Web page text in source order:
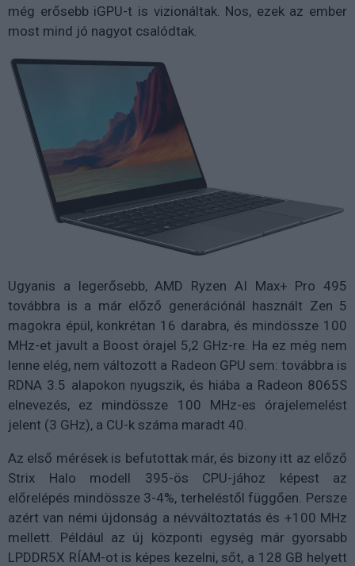
még erősebb iGPU-t is vizionáltak. Nos, ezek az ember
most mind jó nagyot csalódtak.
Ugyanis a legerősebb, AMD Ryzen AI Max+ Pro 495
továbbra is a már előző generációnál használt Zen 5
magokra épül, konkrétan 16 darabra, és mindössze 100
MHz-et javult a Boost órajel 5,2 GHz-re. Ha ez még nem
lenne elég, nem változott a Radeon GPU sem: továbbra is
RDNA 3.5 alapokon nyugszik, és hiába a Radeon 8065S
elnevezés, ez mindössze 100 MHz-es órajelemelést
jelent (3 GHz), a CU-k száma maradt 40.
Az első mérések is befutottak már, és bizony itt az előző
Strix Halo modell 395-ös CPU-jához képest az
előrelépés mindössze 3-4%, terheléstől függően. Persze
azért van némi újdonság a névváltoztatás és +100 MHz
mellett. Például az új központi egység már gyorsabb
LPDDR5X RÍAM-ot is képes kezelni, sőt, a 128 GB helyett